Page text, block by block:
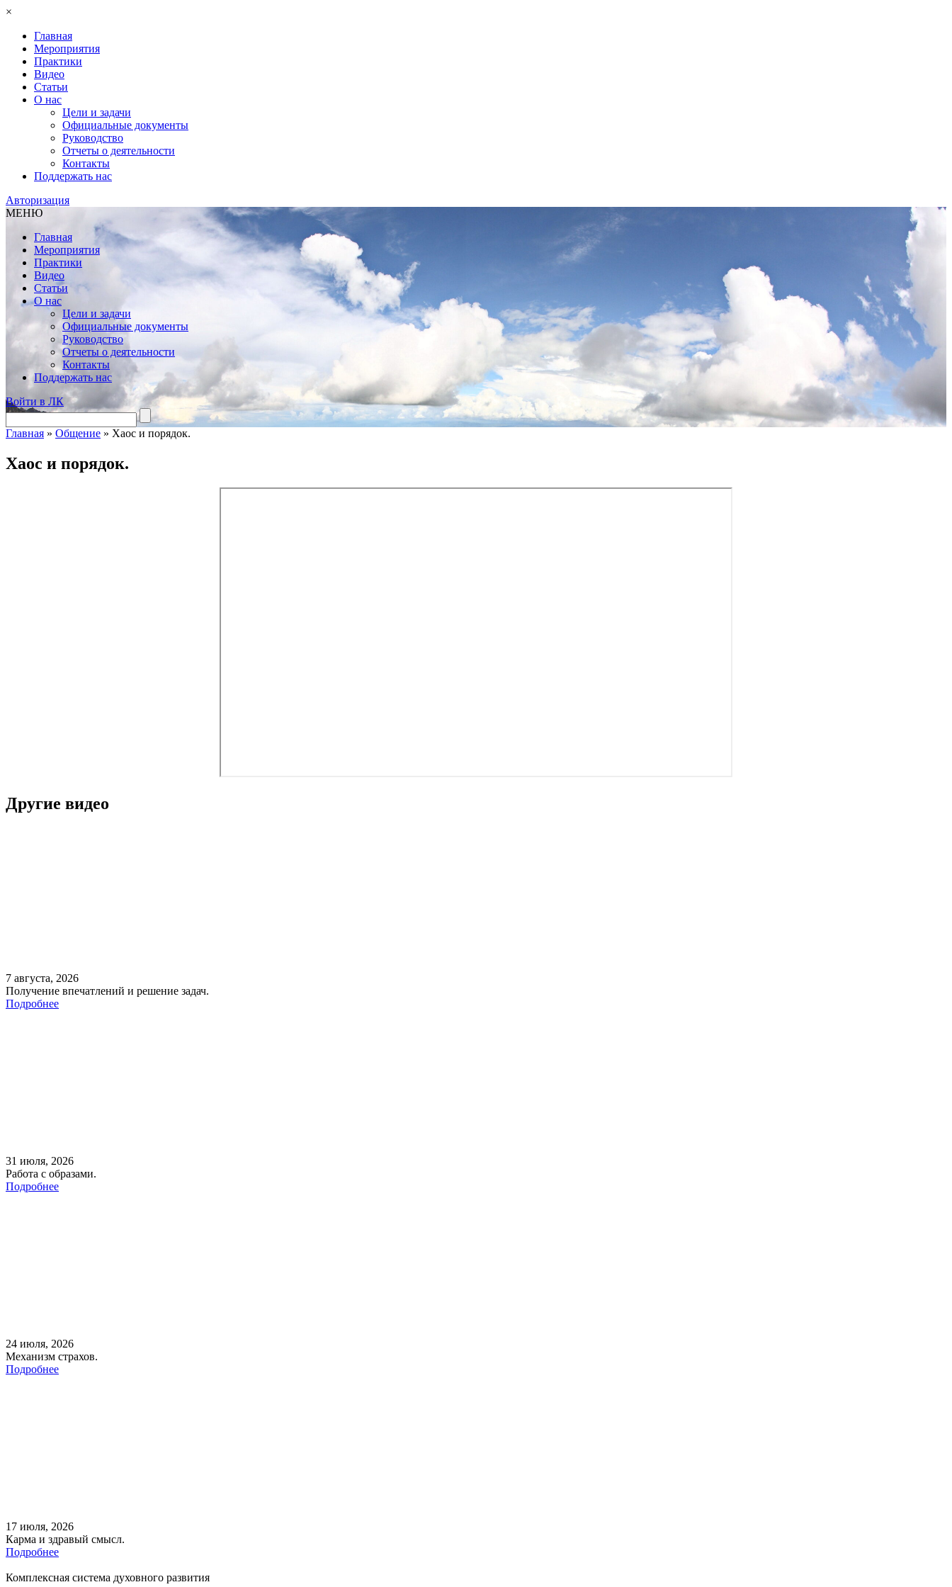
×
Главная
Мероприятия
Практики
Видео
Статьи
О нас
Цели и задачи
Официальные документы
Руководство
Отчеты о деятельности
Контакты
Поддержать нас
Авторизация
МЕНЮ
Главная
Мероприятия
Практики
Видео
Статьи
О нас
Цели и задачи
Официальные документы
Руководство
Отчеты о деятельности
Контакты
Поддержать нас
Войти в ЛК
Главная » Общение » Хаос и порядок.
Хаос и порядок.
Другие видео
7 августа, 2026
Получение впечатлений и решение задач.
Подробнее
31 июля, 2026
Работа с образами.
Подробнее
24 июля, 2026
Механизм страхов.
Подробнее
17 июля, 2026
Карма и здравый смысл.
Подробнее
Комплексная система духовного развития